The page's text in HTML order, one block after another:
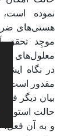
نموده
هستی‌های
موجِد تحقق
معلول‌های
در نگاه
مقدور است
بیان دیگر
حالت استوای
و به آن فعل،